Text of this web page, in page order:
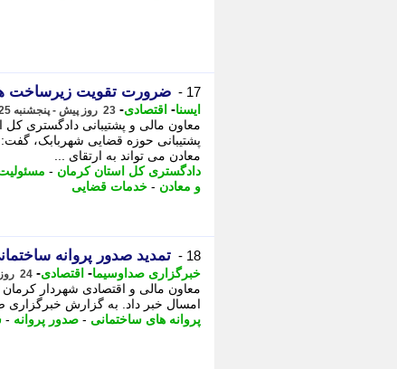
17 - ضرورت تقویت زیرساخت
ایسنا- اقتصادی- 23 روز پیش - پنجشنبه 25 تیر 1405، 08:30
معاون مالی و پشتیبانی دادگستری
پشتیبانی حوزه قضایی شهربابک،
معادن می تواند به ارتقای ...
دادگستری کل استان کرمان -
و معادن - خدمات قضایی
18 - تمدید صدور پروانه ساختمانی
خبرگزاری صداوسیما- اقتصادی- 24 روز پیش - چهارشنبه 24 تیر 1405، 10:15
امسال خبر داد. به گزارش خبرگزاری
پروانه های ساختمانی - صدور پروانه -